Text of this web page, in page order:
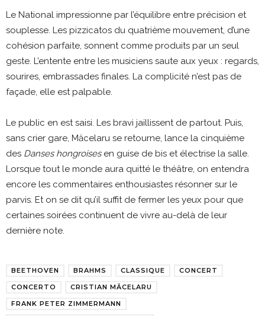
Le National impressionne par l’équilibre entre précision et
souplesse. Les pizzicatos du quatrième mouvement, d’une
cohésion parfaite, sonnent comme produits par un seul
geste. L’entente entre les musiciens saute aux yeux : regards,
sourires, embrassades finales. La complicité n’est pas de
façade, elle est palpable.
Le public en est saisi. Les bravi jaillissent de partout. Puis,
sans crier gare, Măcelaru se retourne, lance la cinquième
des Danses hongroisesen guise de bis et électrise la salle.
Lorsque tout le monde aura quitté le théâtre, on entendra
encore les commentaires enthousiastes résonner sur le
parvis. Et on se dit qu’il suffit de fermer les yeux pour que
certaines soirées continuent de vivre au-delà de leur
dernière note.
BEETHOVEN BRAHMS CLASSIQUE
CONCERT
CONCERTO
CRISTIAN MĂCELARU
FRANK PETER ZIMMERMANN